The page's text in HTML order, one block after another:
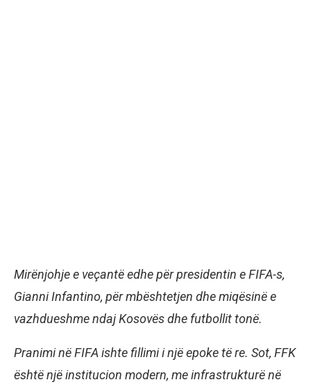
Mirënjohje e veçantë edhe për presidentin e FIFA-s,
Gianni Infantino, për mbështetjen dhe miqësinë e
vazhdueshme ndaj Kosovës dhe futbollit tonë.
Pranimi në FIFA ishte fillimi i një epoke të re. Sot, FFK
është një institucion modern, me infrastrukturë në